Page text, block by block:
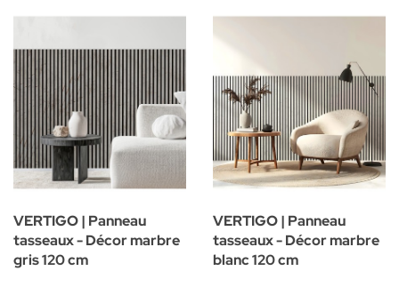
VERTIGO | Panneau
tasseaux - Décor marbre
gris 120 cm
VERTIGO | Panneau
tasseaux - Décor marbre
blanc 120 cm